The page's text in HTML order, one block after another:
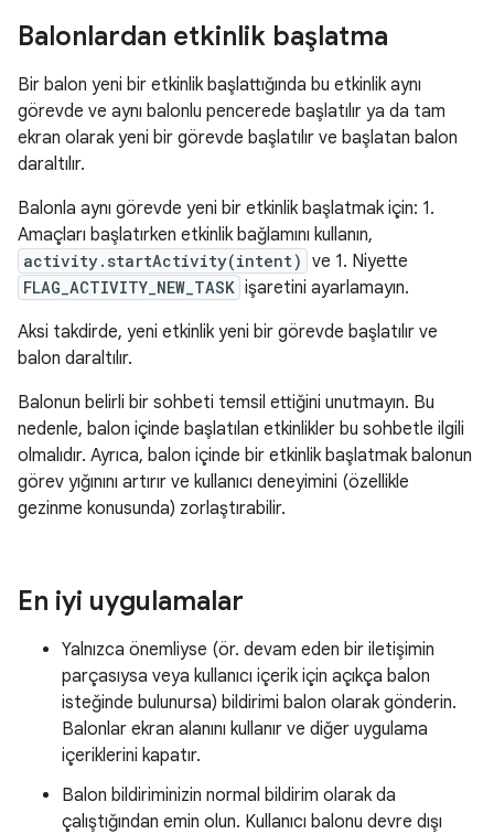
Balonlardan etkinlik başlatma
Bir balon yeni bir etkinlik başlattığında bu etkinlik aynı
görevde ve aynı balonlu pencerede başlatılır ya da tam
ekran olarak yeni bir görevde başlatılır ve başlatan balon
daraltılır.
Balonla aynı görevde yeni bir etkinlik başlatmak için: 1.
Amaçları başlatırken etkinlik bağlamını kullanın,
activity.startActivity(intent) ve 1. Niyette
FLAG_ACTIVITY_NEW_TASK işaretini ayarlamayın.
Aksi takdirde, yeni etkinlik yeni bir görevde başlatılır ve
balon daraltılır.
Balonun belirli bir sohbeti temsil ettiğini unutmayın. Bu
nedenle, balon içinde başlatılan etkinlikler bu sohbetle ilgili
olmalıdır. Ayrıca, balon içinde bir etkinlik başlatmak balonun
görev yığınını artırır ve kullanıcı deneyimini (özellikle
gezinme konusunda) zorlaştırabilir.
En iyi uygulamalar
Yalnızca önemliyse (ör. devam eden bir iletişimin
parçasıysa veya kullanıcı içerik için açıkça balon
isteğinde bulunursa) bildirimi balon olarak gönderin.
Balonlar ekran alanını kullanır ve diğer uygulama
içeriklerini kapatır.
Balon bildiriminizin normal bildirim olarak da
çalıştığından emin olun. Kullanıcı balonu devre dışı